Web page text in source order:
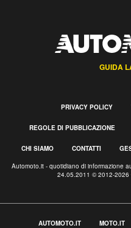
GUIDA
PRIVACY POLICY
REGOLE DI PUBBLICAZIONE
CHI SIAMO CONTATTI
Automoto.it - quotidiano di informazione
24.05.2011 © 2012-2026
AUTOMOTO.IT MOTO.IT